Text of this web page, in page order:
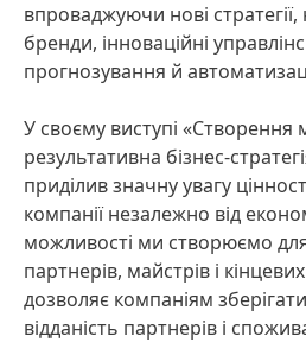
впроваджуючи нові стратегії,
бренди, інноваційні
прогнозування й
У своєму виступі
результативна бізнес-
приділив значну увагу
компанії незалежно від
можливості ми створюємо для
партнерів, майстрів і
дозволяє компаніям
відданість партнерів і